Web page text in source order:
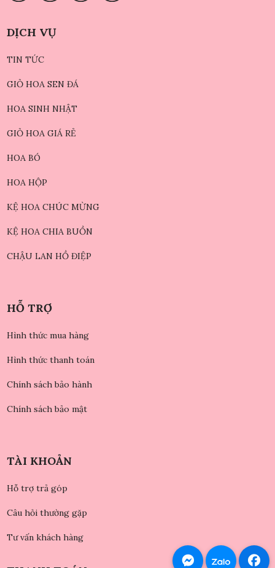
DỊCH VỤ
TIN TỨC
GIỎ HOA SEN ĐÁ
HOA SINH NHẬT
GIỎ HOA GIÁ RẺ
HOA BÓ
HOA HỘP
KỆ HOA CHÚC MỪNG
KỆ HOA CHIA BUỒN
CHẬU LAN HỒ ĐIỆP
HỖ TRỢ
Hình thức mua hàng
Hình thức thanh toán
Chính sách bảo hành
Chính sách bảo mật
TÀI KHOẢN
Hỗ trợ trả góp
Câu hỏi thường gặp
Tư vấn khách hàng